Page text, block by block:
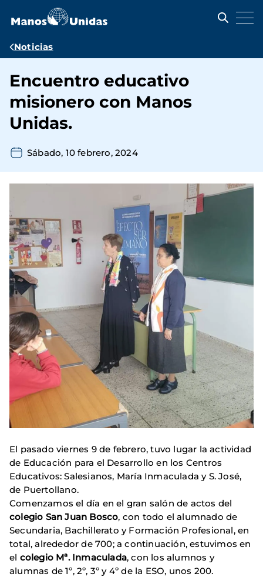
contenido
Ruta
navegación
Noticias
Encuentro educativo
misionero con Manos
Unidas.
Sábado, 10 febrero, 2024
El pasado viernes 9 de febrero, tuvo lugar la actividad
de Educación para el Desarrollo en los Centros
Educativos: Salesianos, María Inmaculada y S. José,
de Puertollano.
Comenzamos el día en el gran salón de actos del
colegio San Juan Bosco, con todo el alumnado de
Secundaria, Bachillerato y Formación Profesional, en
total, alrededor de 700; a continuación, estuvimos en
el colegio Mª. Inmaculada, con los alumnos y
alumnas de 1º, 2º, 3º y 4º de la ESO, unos 200.